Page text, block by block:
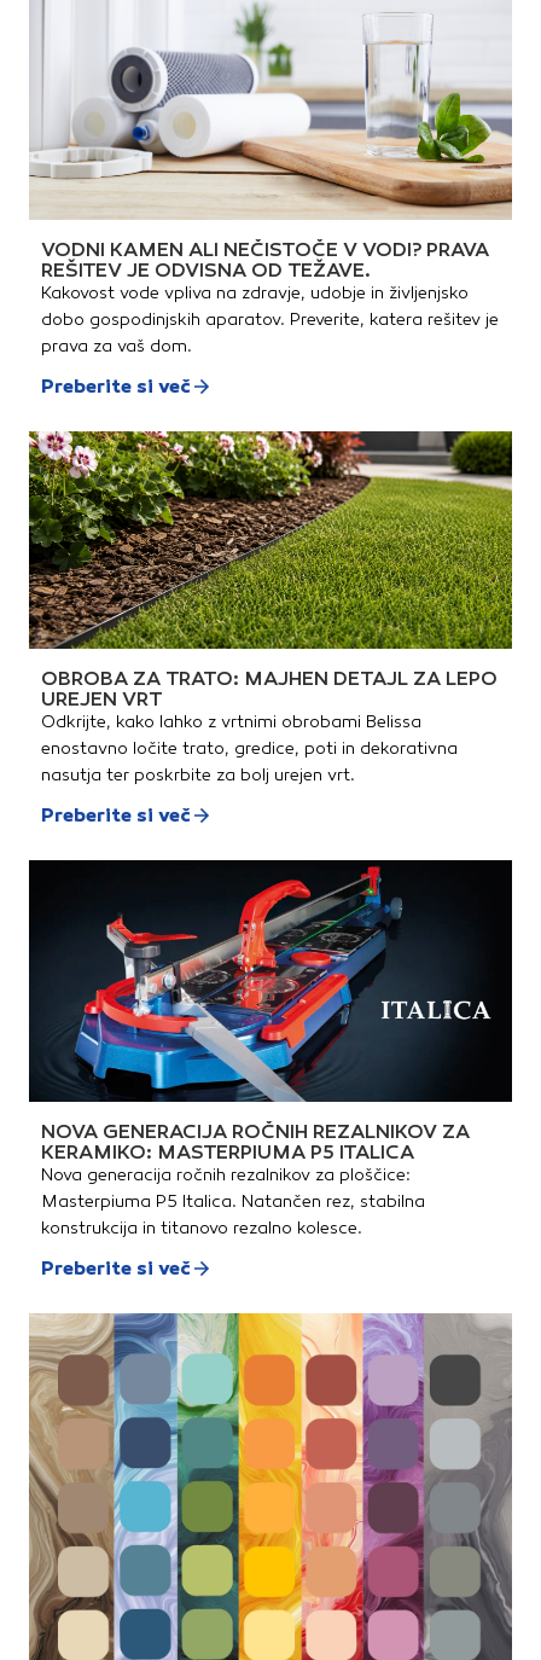
površinamiZa notranjo in
zunanjo uporaboZa
problematične podlage,
vključno s trdim PVCUstvarja
površino z dobrim in močnim
oprijemomZa vpojne in ne
vpojne podlageHitro
sušenjeTehnične
lastnosti:Materialna osnova:
Nevtralna disperzija sintetične
smole z mineralnimi polnili in
barvnimi pigmentiGostota:
prb. 1,34 kg/lBarva: Svetlo
modraTemperatura za
nanašanje: +5 °C do + 35
°CČas sušenja: prb. 1
uraZahtevana količina:
Odvisno od nanosa: vpojne
VODNI KAMEN ALI NEČISTOČE V VODI? PRAVA
REŠITEV JE ODVISNA OD TEŽAVE.
Kakovost vode vpliva na zdravje, udobje in življenjsko
dobo gospodinjskih aparatov. Preverite, katera rešitev je
prava za vaš dom.
Preberite si več
OBROBA ZA TRATO: MAJHEN DETAJL ZA LEPO
UREJEN VRT
Odkrijte, kako lahko z vrtnimi obrobami Belissa
enostavno ločite trato, gredice, poti in dekorativna
nasutja ter poskrbite za bolj urejen vrt.
Preberite si več
NOVA GENERACIJA ROČNIH REZALNIKOV ZA
KERAMIKO: MASTERPIUMA P5 ITALICA
Nova generacija ročnih rezalnikov za ploščice:
Masterpiuma P5 Italica. Natančen rez, stabilna
konstrukcija in titanovo rezalno kolesce.
Preberite si več